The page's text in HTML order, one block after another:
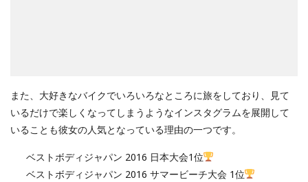
また、大好きなバイクでいろいろなところに旅をしており、見て
いるだけで楽しくなってしまうようなインスタグラムを展開して
いることも彼女の人気となっている理由の一つです。
ベストボディジャパン 2016 日本大会1位
ベストボディジャパン 2016 サマービーチ大会 1位